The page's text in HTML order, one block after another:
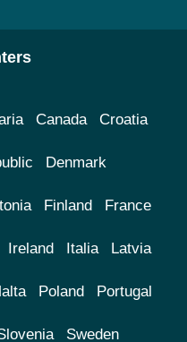
Canada Croatia
Denmark
Finland France
Ireland Italia Latvia
Poland Portugal
Sweden